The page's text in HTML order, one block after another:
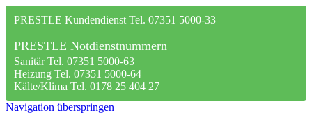
PRESTLE Kundendienst Tel. 07351 5000-33
PRESTLE Notdienstnummern
Sanitär Tel. 07351 5000-63
Heizung Tel. 07351 5000-64
Kälte/Klima Tel. 0178 25 404 27
Navigation überspringen